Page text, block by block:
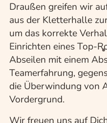
Draußen greifen wir
aus der Kletterhalle
um das korrekte
Einrichten eines Top-
Abseilen mit einem
Teamerfahrung,
die Überwindung von
Vordergrund.